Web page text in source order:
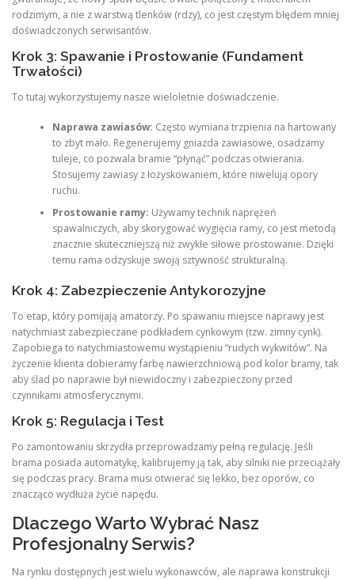
rodzimym, a nie z warstwą tlenków (rdzy), co jest częstym błędem mniej
doświadczonych serwisantów.
Krok 3: Spawanie i Prostowanie (Fundament
Trwałości)
To tutaj wykorzystujemy nasze wieloletnie doświadczenie.
Naprawa zawiasów: Często wymiana trzpienia na hartowany
to zbyt mało. Regenerujemy gniazda zawiasowe, osadzamy
tuleje, co pozwala bramie “płynąć” podczas otwierania.
Stosujemy zawiasy z łożyskowaniem, które niwelują opory
ruchu.
Prostowanie ramy: Używamy technik naprężeń
spawalniczych, aby skorygować wygięcia ramy, co jest metodą
znacznie skuteczniejszą niż zwykłe siłowe prostowanie. Dzięki
temu rama odzyskuje swoją sztywność strukturalną.
Krok 4: Zabezpieczenie Antykorozyjne
To etap, który pomijają amatorzy. Po spawaniu miejsce naprawy jest
natychmiast zabezpieczane podkładem cynkowym (tzw. zimny cynk).
Zapobiega to natychmiastowemu wystąpieniu “rudych wykwitów”. Na
życzenie klienta dobieramy farbę nawierzchniową pod kolor bramy, tak
aby ślad po naprawie był niewidoczny i zabezpieczony przed
czynnikami atmosferycznymi.
Krok 5: Regulacja i Test
Po zamontowaniu skrzydła przeprowadzamy pełną regulację. Jeśli
brama posiada automatykę, kalibrujemy ją tak, aby silniki nie przeciążały
się podczas pracy. Brama musi otwierać się lekko, bez oporów, co
znacząco wydłuża życie napędu.
Dlaczego Warto Wybrać Nasz
Profesjonalny Serwis?
Na rynku dostępnych jest wielu wykonawców, ale naprawa konstrukcji